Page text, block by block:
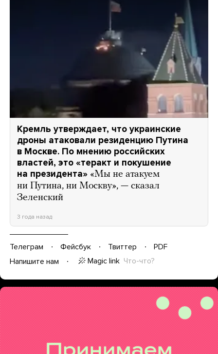
Кремль утверждает, что украинские
дроны атаковали резиденцию Путина
в Москве. По мнению российских
властей, это «теракт и покушение
на президента» «Мы не атакуем
ни Путина, ни Москву», — сказал
Зеленский
3 года назад
Телеграм Фейсбук Твиттер
PDF
Напишите нам
Magic link Что-что?